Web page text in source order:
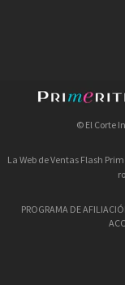
© El Corte
La Web de Ventas Flash
PROGRAMA DE